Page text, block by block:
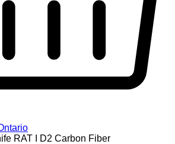
RAT I D2 Carbon Fiber